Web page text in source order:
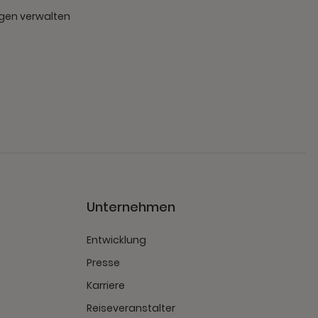
verwalten
Unternehmen
Entwicklung
Presse
Karriere
Reiseveranstalter